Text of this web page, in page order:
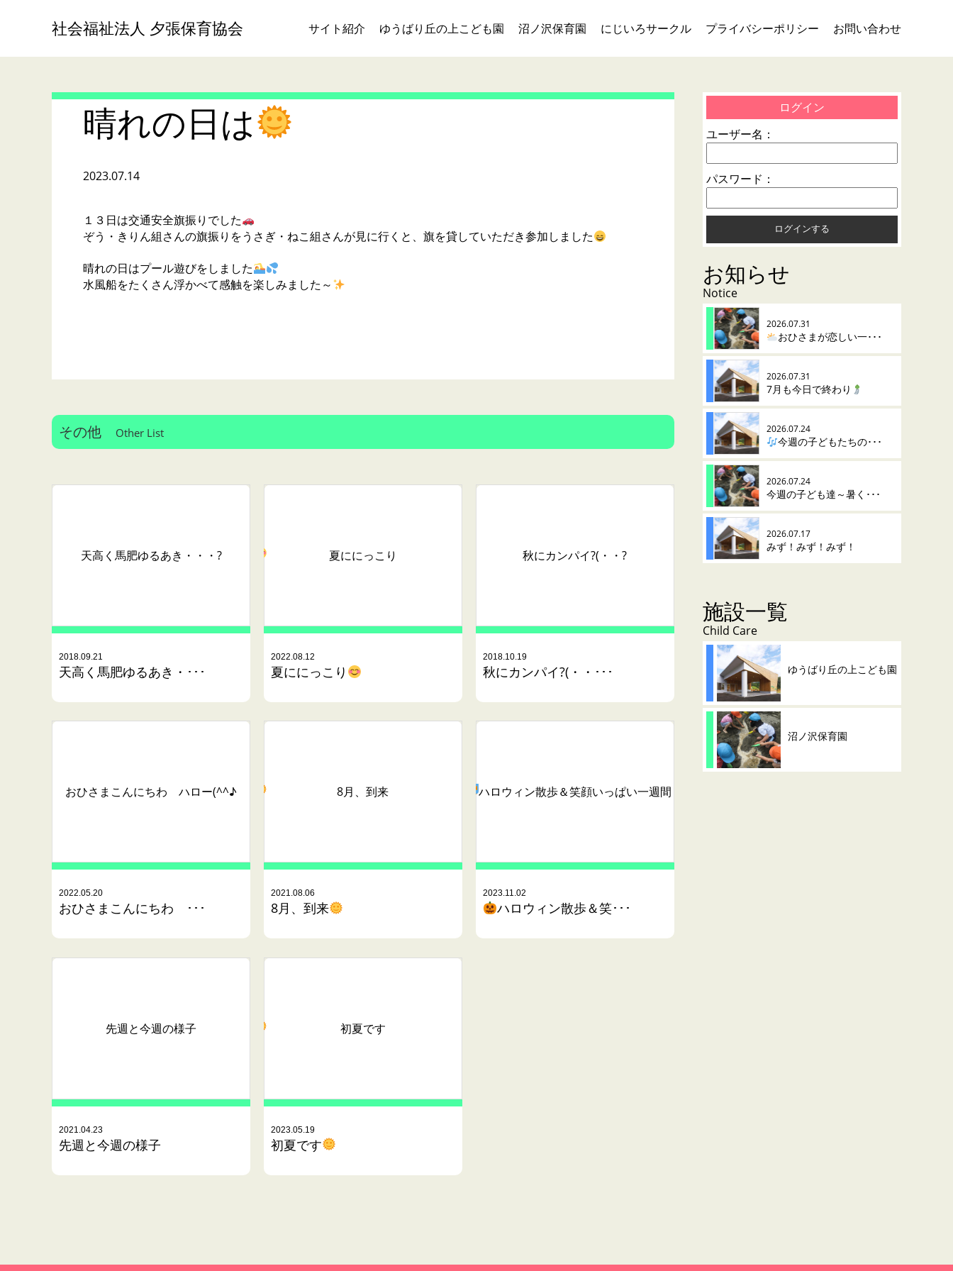
社会福祉法人 夕張保育協会 サイト紹介 ゆうばり丘の上こども園 沼ノ沢保育園 にじいろサークル プライバシーポリシー お問い合わせ
晴れの日は
2023.07.14
１３日は交通安全旗振りでした
ぞう・きりん組さんの旗振りをうさぎ・ねこ組さんが見に行くと、旗を貸していただき参加しました
晴れの日はプール遊びをしました
水風船をたくさん浮かべて感触を楽しみました～
その他 Other List
天高く馬肥ゆるあき・・・?
2018.09.21
天高く馬肥ゆるあき・･･･
夏ににっこり
2022.08.12
夏ににっこり
秋にカンパイ?(・・?
2018.10.19
秋にカンパイ?(・・･･･
おひさまこんにちわ ハロー(^^♪
2022.05.20
おひさまこんにちわ ･･･
8月、到来
2021.08.06
8月、到来
ハロウィン散歩＆笑顔いっぱい一週間
2023.11.02
ハロウィン散歩＆笑･･･
先週と今週の様子
2021.04.23
先週と今週の様子
初夏です
2023.05.19
初夏です
ログイン
ユーザー名：
パスワード：
お知らせ
Notice
2026.07.31
おひさまが恋しい一･･･
2026.07.31
7月も今日で終わり
2026.07.24
今週の子どもたちの･･･
2026.07.24
今週の子ども達～暑く･･･
2026.07.17
みず！みず！みず！
施設一覧
Child Care
ゆうばり丘の上こども園
沼ノ沢保育園